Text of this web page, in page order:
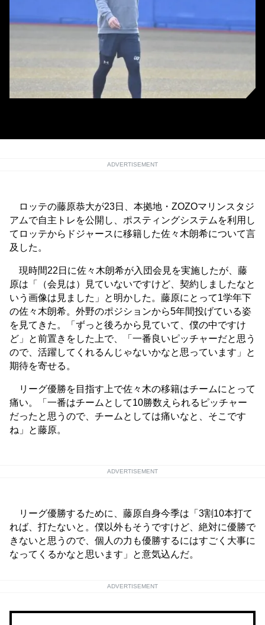
ADVERTISEMENT
ロッテの藤原恭大が23日、本拠地・ZOZOマリンスタジ
アムで自主トレを公開し、ポスティングシステムを利用し
てロッテからドジャースに移籍した佐々木朗希について言
及した。
現時間22日に佐々木朗希が入団会見を実施したが、藤
原は「（会見は）見ていないですけど、契約しましたなと
いう画像は見ました」と明かした。藤原にとって1学年下
の佐々木朗希。外野のポジションから5年間投げている姿
を見てきた。「ずっと後ろから見ていて、僕の中ですけ
ど」と前置きをした上で、「一番良いピッチャーだと思う
ので、活躍してくれるんじゃないかなと思っています」と
期待を寄せる。
リーグ優勝を目指す上で佐々木の移籍はチームにとって
痛い。「一番はチームとして10勝数えられるピッチャー
だったと思うので、チームとしては痛いなと、そこです
ね」と藤原。
ADVERTISEMENT
リーグ優勝するために、藤原自身今季は「3割10本打て
れば、打たないと。僕以外もそうですけど、絶対に優勝で
きないと思うので、個人の力も優勝するにはすごく大事に
なってくるかなと思います」と意気込んだ。
ADVERTISEMENT